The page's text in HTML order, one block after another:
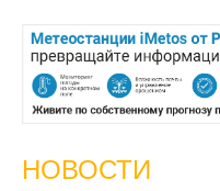
НОВОСТИ